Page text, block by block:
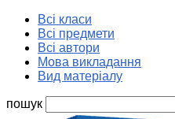
Всі класи
Всі предмети
Всі автори
Мова викладання
Вид матеріалу
пошук